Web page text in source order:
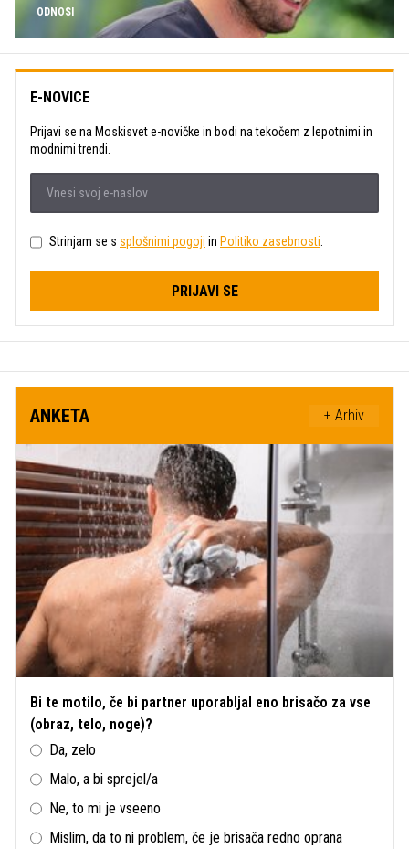
ODNOSI
E-NOVICE
Prijavi se na Moskisvet e-novičke in bodi na tekočem z lepotnimi in
modnimi trendi.
Strinjam se s splošnimi pogoji in Politiko zasebnosti.
PRIJAVI SE
ANKETA + Arhiv
Bi te motilo, če bi partner uporabljal eno brisačo za vse
(obraz, telo, noge)?
Da, zelo
Malo, a bi sprejel/a
Ne, to mi je vseeno
Mislim, da to ni problem, če je brisača redno oprana